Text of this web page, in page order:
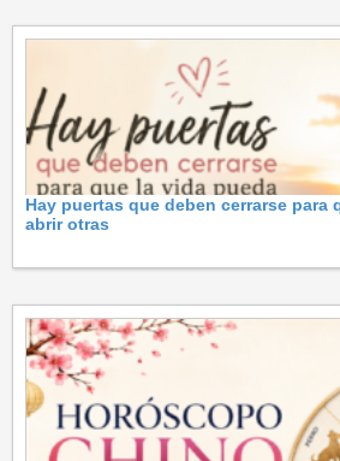
Hay puertas que deben cerrarse para
abrir otras